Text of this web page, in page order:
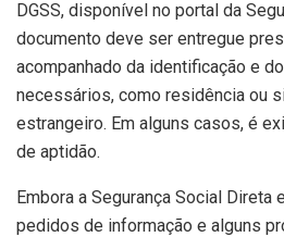
DGSS, disponível no portal da
documento deve ser entregue
acompanhado da identificação e
necessários, como residência ou
estrangeiro. Em alguns casos, é
de aptidão.
Embora a Segurança Social Direta
pedidos de informação e alguns